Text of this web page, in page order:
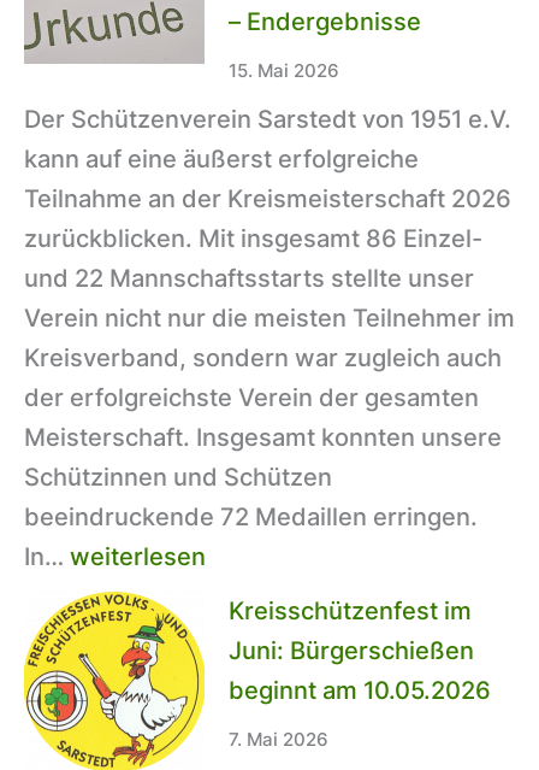
Bürgerschießens
– Endergebnisse
15. Mai 2026
Der Schützenverein Sarstedt von 1951 e.V.
kann auf eine äußerst erfolgreiche
Teilnahme an der Kreismeisterschaft 2026
zurückblicken. Mit insgesamt 86 Einzel-
und 22 Mannschaftsstarts stellte unser
Verein nicht nur die meisten Teilnehmer im
Kreisverband, sondern war zugleich auch
der erfolgreichste Verein der gesamten
Meisterschaft. Insgesamt konnten unsere
Schützinnen und Schützen
beeindruckende 72 Medaillen erringen.
In… Erfolgreiche
Teilnahme
an
der
Kreismeisterschaft
2026
weiterlesen
Kreisschützenfest im
Juni: Bürgerschießen
beginnt am 10.05.2026
7. Mai 2026